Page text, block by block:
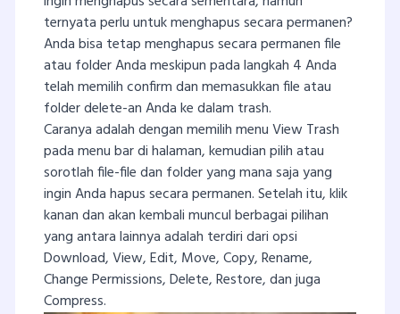
ternyata perlu untuk menghapus secara permanen?
Anda bisa tetap menghapus secara permanen file
atau folder Anda meskipun pada langkah 4 Anda
telah memilih confirm dan memasukkan file atau
folder delete-an Anda ke dalam trash.
Caranya adalah dengan memilih menu View Trash
pada menu bar di halaman, kemudian pilih atau
sorotlah file-file dan folder yang mana saja yang
ingin Anda hapus secara permanen. Setelah itu, klik
kanan dan akan kembali muncul berbagai pilihan
yang antara lainnya adalah terdiri dari opsi
Download, View, Edit, Move, Copy, Rename,
Change Permissions, Delete, Restore, dan juga
Compress.